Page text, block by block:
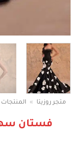
متجر روزيتا » المنتجات
فستان